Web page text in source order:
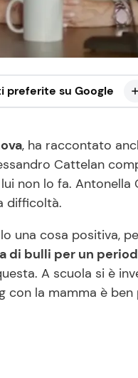
preferite su Google
, ha raccontato
Cattelan
non lo fa. Antonella
difficoltà.
una cosa positiva,
di bulli per un
A scuola si è
con la mamma è